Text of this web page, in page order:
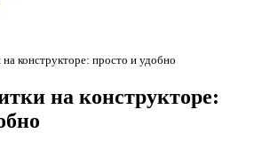
на конструкторе: просто и удобно
на конструкторе: